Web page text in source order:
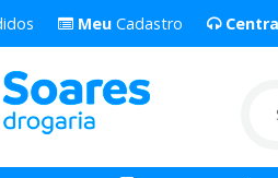
Meu Cadastro